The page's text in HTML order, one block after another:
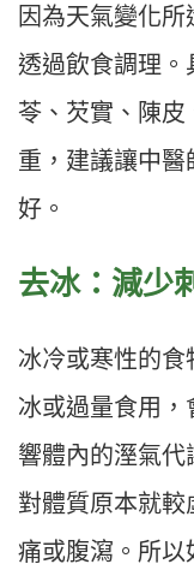
因為天氣變化
透過飲食調理。
苓、芡實、陳皮
重，建議讓中醫
好。
去冰：減少
冰冷或寒性的
冰或過量食用
響體內的溼氣代
對體質原本就
痛或腹瀉。所以